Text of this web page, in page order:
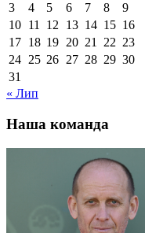
3
4 5 6 7 8
9
10 11 12 13 14 15 16
17 18 19 20 21 22 23
24 25 26 27 28 29 30
31
« Лип
Наша команда